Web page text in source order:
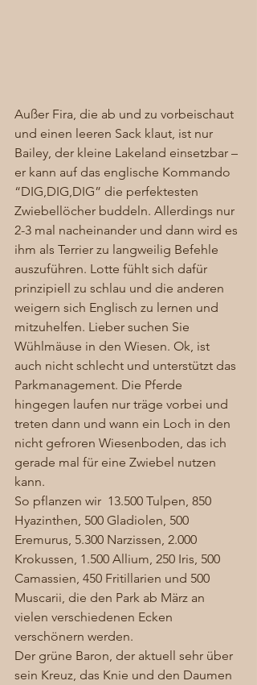
Außer Fira, die ab und zu vorbeischaut
und einen leeren Sack klaut, ist nur
Bailey, der kleine Lakeland einsetzbar –
er kann auf das englische Kommando
“DIG,DIG,DIG” die perfektesten
Zwiebellöcher buddeln. Allerdings nur
2-3 mal nacheinander und dann wird es
ihm als Terrier zu langweilig Befehle
auszuführen. Lotte fühlt sich dafür
prinzipiell zu schlau und die anderen
weigern sich Englisch zu lernen und
mitzuhelfen. Lieber suchen Sie
Wühlmäuse in den Wiesen. Ok, ist
auch nicht schlecht und unterstützt das
Parkmanagement. Die Pferde
hingegen laufen nur träge vorbei und
treten dann und wann ein Loch in den
nicht gefroren Wiesenboden, das ich
gerade mal für eine Zwiebel nutzen
kann.
So pflanzen wir  13.500 Tulpen, 850
Hyazinthen, 500 Gladiolen, 500
Eremurus, 5.300 Narzissen, 2.000
Krokussen, 1.500 Allium, 250 Iris, 500
Camassien, 450 Fritillarien und 500
Muscarii, die den Park ab März an
vielen verschiedenen Ecken
verschönern werden.
Der grüne Baron, der aktuell sehr über
sein Kreuz, das Knie und den Daumen